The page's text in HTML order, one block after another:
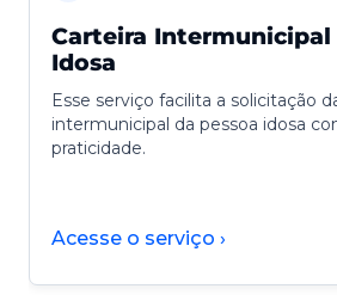
Carteira Intermunicipal
Idosa
Esse serviço facilita a solicitação
intermunicipal da pessoa idosa
praticidade.
Acesse o serviço ›